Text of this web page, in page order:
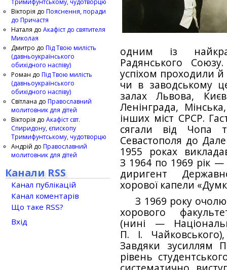
одним із
Радянського
успіхом проходили
чи в заводському
залах Львова,
Ленінграда,
інших міст СРСР.
сягали від Чопа
Севастополя до
1955 роках
З 1964 по 1969 рік —
диригент
хорової капели
З 1969 року
хорового
(нині —
П. І.
Завдяки зусиллям
рівень
Вікторія до Пояснення, поради
до Причастя
Наталя до Акафіст до святителя
Миколая
Дмитро до Під Твою милість
(давньоукраїнського
обихідного наспіву)
Роман до Під Твою милість
(давньоукраїнського
обихідного наспіву)
Світлана до Православний
молитовник для дітей
Вікторія до Акафіст свт.
Спиридону, єпископу
Тримифунтському, чудотворцю
Андрій до Православний
молитовник для дітей
Канали RSS
Канал публікацій
Канал коментарів
Що таке RSS?
Вхід